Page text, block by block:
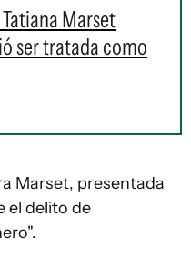
Marset
ser tratada como
Marset, presentada
el delito de